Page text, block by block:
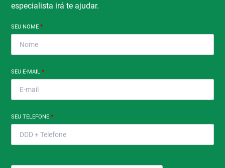
especialista irá te ajudar.
SEU NOME*
SEU E-MAIL*
SEU TELEFONE*